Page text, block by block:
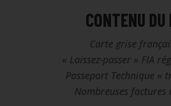
CONTENU DU
Carte grise
« Laissez-passer » FIA
Passeport Technique «
Nombreuses